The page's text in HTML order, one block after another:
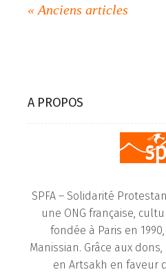
A PROPOS
SPFA – Solidarité
une ONG française,
fondée à Paris en
Manissian. Grâce aux
en Artsakh en faveur